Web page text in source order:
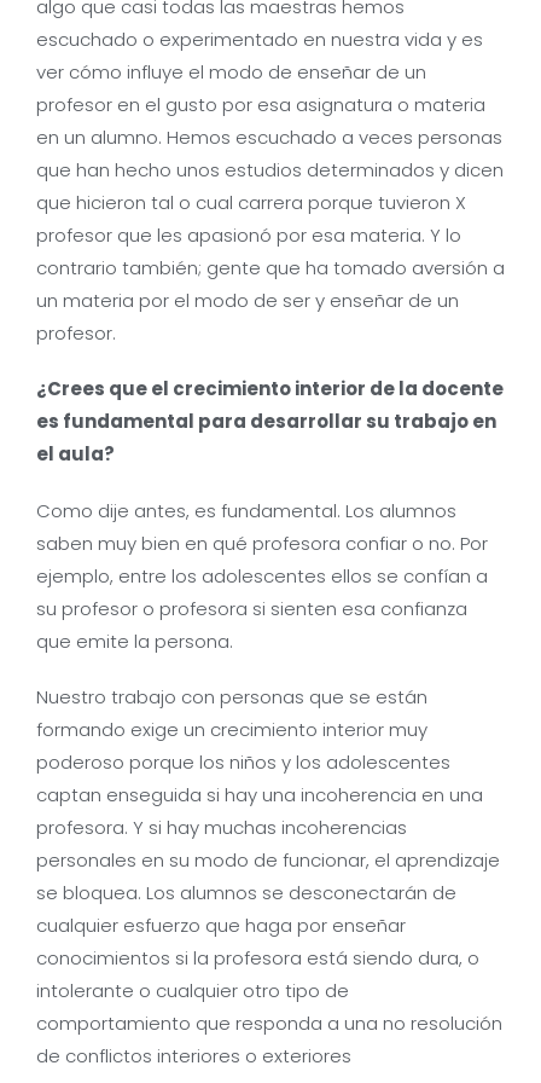
algo que casi todas las maestras hemos
escuchado o experimentado en nuestra vida y es
ver cómo influye el modo de enseñar de un
profesor en el gusto por esa asignatura o materia
en un alumno. Hemos escuchado a veces personas
que han hecho unos estudios determinados y dicen
que hicieron tal o cual carrera porque tuvieron X
profesor que les apasionó por esa materia. Y lo
contrario también; gente que ha tomado aversión a
un materia por el modo de ser y enseñar de un
profesor.
¿Crees que el crecimiento interior de la docente
es fundamental para desarrollar su trabajo en
el aula?
Como dije antes, es fundamental. Los alumnos
saben muy bien en qué profesora confiar o no. Por
ejemplo, entre los adolescentes ellos se confían a
su profesor o profesora si sienten esa confianza
que emite la persona.
Nuestro trabajo con personas que se están
formando exige un crecimiento interior muy
poderoso porque los niños y los adolescentes
captan enseguida si hay una incoherencia en una
profesora. Y si hay muchas incoherencias
personales en su modo de funcionar, el aprendizaje
se bloquea. Los alumnos se desconectarán de
cualquier esfuerzo que haga por enseñar
conocimientos si la profesora está siendo dura, o
intolerante o cualquier otro tipo de
comportamiento que responda a una no resolución
de conflictos interiores o exteriores